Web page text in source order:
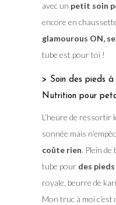
avec un petit soin
encore en
glamourous ON,
tube est pour toi !
> Soin des pieds
Nutrition pour
L’heure de ressortir
sonnée mais
coûte rien. Plein de
tube pour des
royale, beurre de
Mon truc à moi c’est